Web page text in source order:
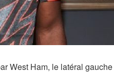
West Ham, le latéral gauche